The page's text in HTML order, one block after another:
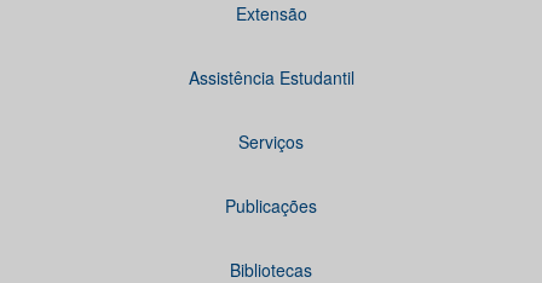
Extensão
Assistência Estudantil
Serviços
Publicações
Bibliotecas